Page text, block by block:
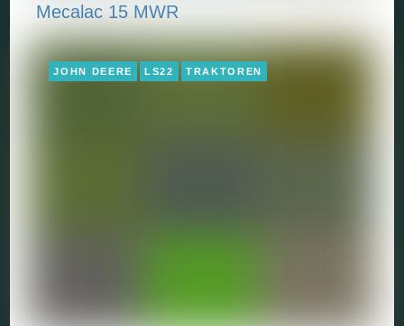
Mecalac 15 MWR
JOHN DEERE LS22 TRAKTOREN